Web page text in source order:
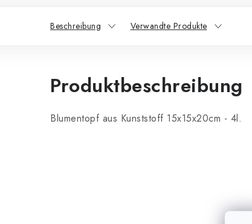
Beschreibung Verwandte Produkte
Produktbeschreibung
Blumentopf aus Kunststoff 15x15x20cm - 4l.